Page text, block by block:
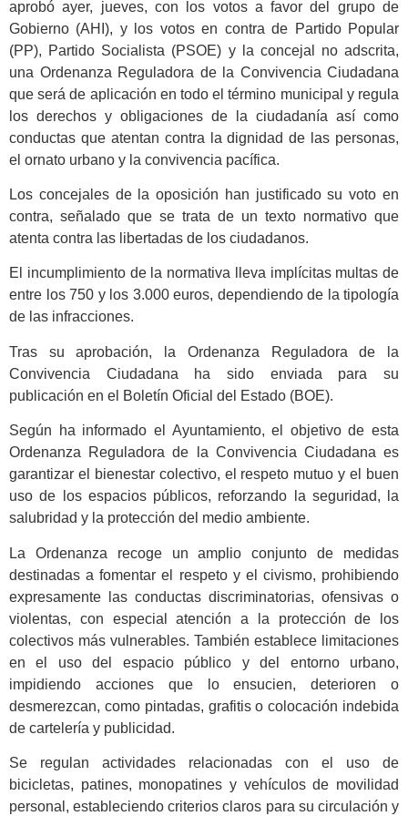
aprobó ayer, jueves, con los votos a favor del grupo de
Gobierno (AHI), y los votos en contra de Partido Popular
(PP), Partido Socialista (PSOE) y la concejal no adscrita,
una Ordenanza Reguladora de la Convivencia Ciudadana
que será de aplicación en todo el término municipal y regula
los derechos y obligaciones de la ciudadanía así como
conductas que atentan contra la dignidad de las personas,
el ornato urbano y la convivencia pacífica.
Los concejales de la oposición han justificado su voto en
contra, señalado que se trata de un texto normativo que
atenta contra las libertadas de los ciudadanos.
El incumplimiento de la normativa lleva implícitas multas de
entre los 750 y los 3.000 euros, dependiendo de la tipología
de las infracciones.
Tras su aprobación, la Ordenanza Reguladora de la
Convivencia Ciudadana ha sido enviada para su
publicación en el Boletín Oficial del Estado (BOE).
Según ha informado el Ayuntamiento, el objetivo de esta
Ordenanza Reguladora de la Convivencia Ciudadana es
garantizar el bienestar colectivo, el respeto mutuo y el buen
uso de los espacios públicos, reforzando la seguridad, la
salubridad y la protección del medio ambiente.
La Ordenanza recoge un amplio conjunto de medidas
destinadas a fomentar el respeto y el civismo, prohibiendo
expresamente las conductas discriminatorias, ofensivas o
violentas, con especial atención a la protección de los
colectivos más vulnerables. También establece limitaciones
en el uso del espacio público y del entorno urbano,
impidiendo acciones que lo ensucien, deterioren o
desmerezcan, como pintadas, grafitis o colocación indebida
de cartelería y publicidad.
Se regulan actividades relacionadas con el uso de
bicicletas, patines, monopatines y vehículos de movilidad
personal, estableciendo criterios claros para su circulación y